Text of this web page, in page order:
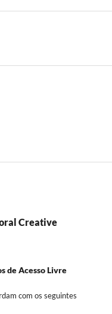
Creative
de Acesso Livre
com os seguintes